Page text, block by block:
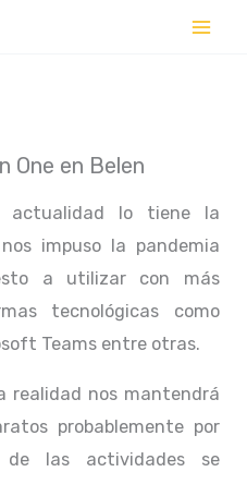
One en Belen
actualidad lo tiene la
impuso la pandemia
a utilizar con más
tecnológicas como
Teams entre otras.
realidad nos mantendrá
probablemente por
de las actividades se